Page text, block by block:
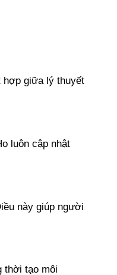
hợp giữa lý thuyết
luôn cập nhật
này giúp người
thời tạo môi